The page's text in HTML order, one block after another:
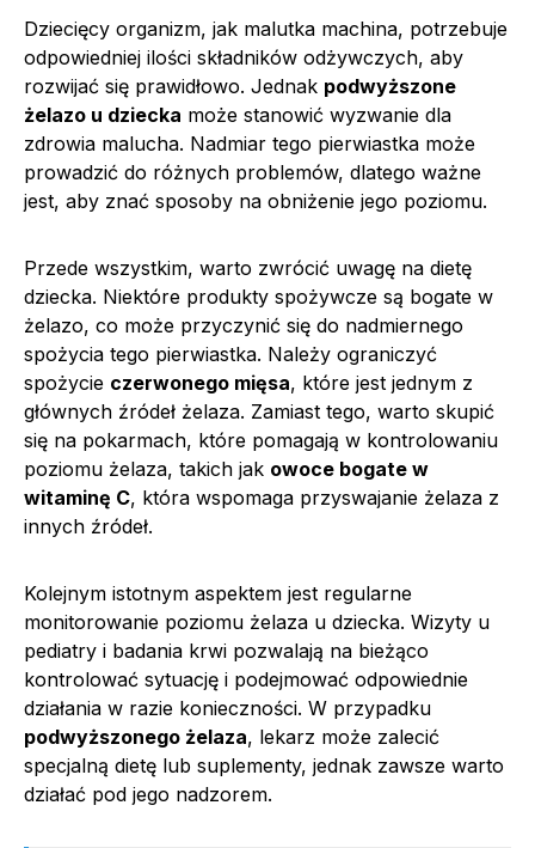
Dziecięcy organizm, jak malutka machina, potrzebuje
odpowiedniej ilości składników odżywczych, aby
rozwijać się prawidłowo. Jednak podwyższone
żelazo u dziecka może stanowić wyzwanie dla
zdrowia malucha. Nadmiar tego pierwiastka może
prowadzić do różnych problemów, dlatego ważne
jest, aby znać sposoby na obniżenie jego poziomu.
Przede wszystkim, warto zwrócić uwagę na dietę
dziecka. Niektóre produkty spożywcze są bogate w
żelazo, co może przyczynić się do nadmiernego
spożycia tego pierwiastka. Należy ograniczyć
spożycie czerwonego mięsa, które jest jednym z
głównych źródeł żelaza. Zamiast tego, warto skupić
się na pokarmach, które pomagają w kontrolowaniu
poziomu żelaza, takich jak owoce bogate w
witaminę C, która wspomaga przyswajanie żelaza z
innych źródeł.
Kolejnym istotnym aspektem jest regularne
monitorowanie poziomu żelaza u dziecka. Wizyty u
pediatry i badania krwi pozwalają na bieżąco
kontrolować sytuację i podejmować odpowiednie
działania w razie konieczności. W przypadku
podwyższonego żelaza, lekarz może zalecić
specjalną dietę lub suplementy, jednak zawsze warto
działać pod jego nadzorem.